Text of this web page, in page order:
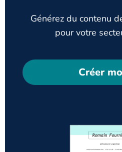
Générez du contenu
pour votre
Créer